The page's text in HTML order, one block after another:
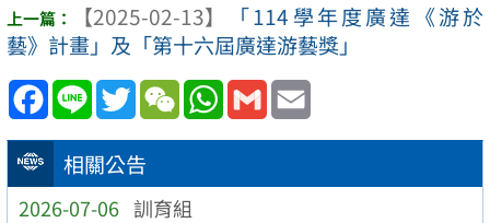
相關公告
2026-07-06 訓育組
【2025-02-13】
「114學年度廣達《游於
藝》計畫」及「第十六屆廣達游藝獎」
Facebook
Line TwitterWeChatWhatsApp
Gmail